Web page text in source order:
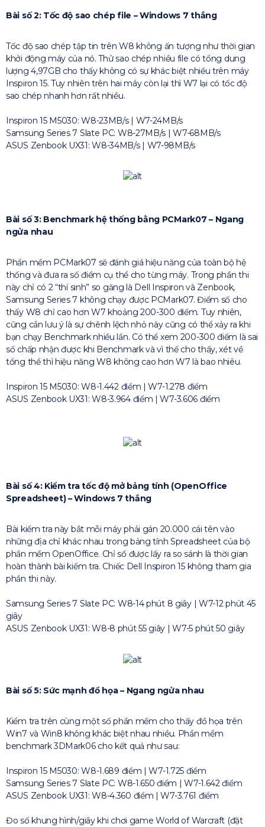
Bài số 2: Tốc độ sao chép file – Windows 7 thắng
Tốc độ sao chép tập tin trên W8 không ấn tượng như thời gian
khởi động máy của nó. Thử sao chép nhiều file có tổng dung
lượng 4,97GB cho thấy không có sự khác biệt nhiều trên máy
Inspiron 15. Tuy nhiên trên hai máy còn lại thì W7 lại có tốc độ
sao chép nhanh hơn rất nhiều.
Inspiron 15 M5030: W8-23MB/s | W7-24MB/s
Samsung Series 7 Slate PC: W8-27MB/s | W7-68MB/s
ASUS Zenbook UX31: W8-34MB/s | W7-98MB/s
Bài số 3: Benchmark hệ thống bằng PCMark07 – Ngang
ngửa nhau
Phần mềm PCMark07 sẽ đánh giá hiệu năng của toàn bộ hệ
thống và đưa ra số điểm cụ thể cho từng máy. Trong phần thi
này chỉ có 2 “thí sinh” so găng là Dell Inspiron và Zenbook,
Samsung Series 7 không chạy được PCMark07. Điểm số cho
thấy W8 chỉ cao hơn W7 khoảng 200-300 điểm. Tuy nhiên,
cũng cần lưu ý là sự chênh lệch nhỏ này cũng có thể xảy ra khi
bạn chạy Benchmark nhiều lần. Có thể xem 200-300 điểm là sai
số chấp nhận được khi Benchmark và vì thế cho thấy, xét về
tổng thể thì hiệu năng W8 không cao hơn W7 là bao nhiêu.
Inspiron 15 M5030: W8-1.442 điểm | W7-1.278 điểm
ASUS Zenbook UX31: W8-3.964 điểm | W7-3.606 điểm
Bài số 4: Kiểm tra tốc độ mở bảng tính (OpenOffice
Spreadsheet) – Windows 7 thắng
Bài kiểm tra này bắt mỗi máy phải gán 20.000 cái tên vào
những địa chỉ khác nhau trong bảng tính Spreadsheet của bộ
phần mềm OpenOffice. Chỉ số được lấy ra so sánh là thời gian
hoàn thành bài kiểm tra. Chiếc Dell Inspiron 15 không tham gia
phần thi này.
Samsung Series 7 Slate PC: W8-14 phút 8 giây | W7-12 phút 45
giây
ASUS Zenbook UX31: W8-8 phút 55 giây | W7-5 phút 50 giây
Bài số 5: Sức mạnh đồ họa – Ngang ngửa nhau
Kiểm tra trên cùng một số phần mềm cho thấy đồ họa trên
Win7 và Win8 không khác biệt nhau nhiều. Phần mềm
benchmark 3DMark06 cho kết quả như sau:
Inspiron 15 M5030: W8-1.689 điểm | W7-1.725 điểm
Samsung Series 7 Slate PC: W8-1.650 điểm | W7-1.642 điểm
ASUS Zenbook UX31: W8-4.360 điểm | W7-3.761 điểm
Đo số khung hình/giây khi chơi game World of Warcraft (đặt